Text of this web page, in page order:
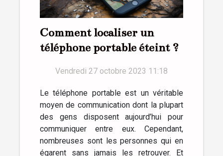
Comment localiser un
téléphone portable éteint ?
Vendredi 27 octobre 2023 11:18
Le téléphone portable est un véritable
moyen de communication dont la plupart
des gens disposent aujourd’hui pour
communiquer entre eux. Cependant,
nombreuses sont les personnes qui en
égarent sans jamais les retrouver. Et